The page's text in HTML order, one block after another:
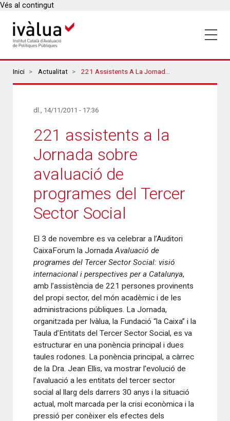
Vés al contingut
Breadcrumbs
Inici Actualitat 221 Assistents A La Jornada Sobre Avaluació De Programes Del Tercer Sector Social
dl., 14/11/2011 - 17:36
221 assistents a la
Jornada sobre
avaluació de
programes del Tercer
Sector Social
El 3 de novembre es va celebrar a l’Auditori
CaixaForum la JornadaAvaluació de
programes del Tercer Sector Social: visió
internacional i perspectives per a Catalunya,
amb l’assistència de 221 persones provinents
del propi sector, del món acadèmic i de les
administracions públiques. La Jornada,
organitzada per Ivàlua, la Fundació “la Caixa” i la
Taula d’Entitats del Tercer Sector Social, es va
estructurar en una ponència principal i dues
taules rodones. La ponència principal, a càrrec
de la Dra. Jean Ellis, va mostrar l’evolució de
l’avaluació a les entitats del tercer sector
social al llarg dels darrers 30 anys i la situació
actual, molt marcada per la crisi econòmica i la
pressió per conèixer els efectes dels